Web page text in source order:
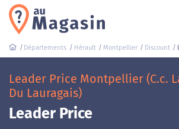
Départements Hérault Montpellier Discount
Leader Price Montpellier (C.c.
Du Lauragais)
Leader Price